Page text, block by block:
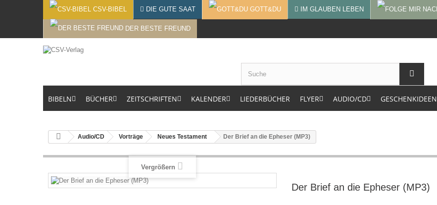
CSV-BIBEL DIE GUTE SAAT GOTT&DU IM GLAUBEN LEBEN
DER BESTE FREUND
BIBELN BÜCHER ZEITSCHRIFTEN KALENDER LIEDERBÜCHER FLYER AUDIO/CD GESCHENKIDEEN
Audio/CD Vorträge Neues Testament Der Brief an die Epheser (MP3)
Vergrößern
Der Brief an die Epheser (MP3)